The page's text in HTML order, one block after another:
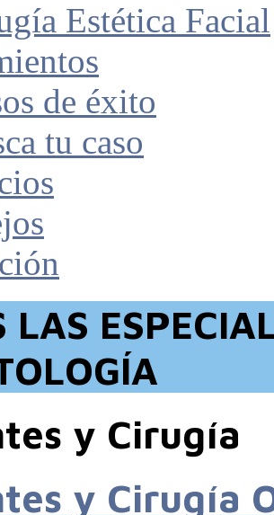
Estética Facial
de éxito
tu caso
LAS
y Cirugía
y Cirugía